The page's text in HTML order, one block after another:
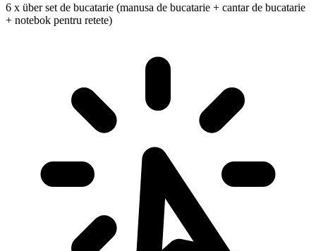
6 x über set de bucatarie (manusa de bucatarie + cantar de bucatarie
+ notebok pentru retete)